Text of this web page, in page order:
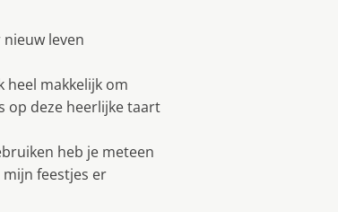
leven
heel makkelijk om
op deze heerlijke taart
heb je meteen
feestjes er